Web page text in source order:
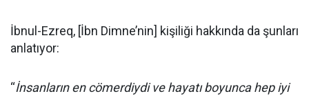
İbnul-Ezreq, [İbn Dimne’nin] kişiliği hakkında da şunları
anlatıyor:
“İnsanların en cömerdiydi ve hayatı boyunca hep iyi